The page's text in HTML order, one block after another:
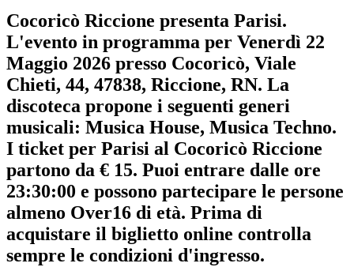
Cocoricò Riccione presenta Parisi.
L'evento in programma per Venerdì 22
Maggio 2026 presso Cocoricò, Viale
Chieti, 44, 47838, Riccione, RN. La
discoteca propone i seguenti generi
musicali: Musica House, Musica Techno.
I ticket per Parisi al Cocoricò Riccione
partono da € 15. Puoi entrare dalle ore
23:30:00 e possono partecipare le persone
almeno Over16 di età. Prima di
acquistare il biglietto online controlla
sempre le condizioni d'ingresso.